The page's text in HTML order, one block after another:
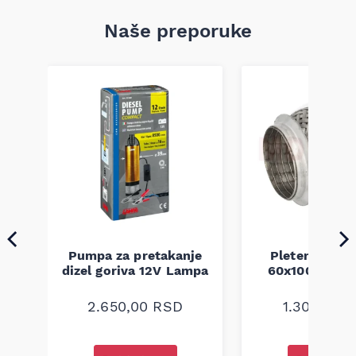
Naše preporuke
Pumpa za pretakanje
dizel goriva 12V Lampa
2.650,00 RSD
Pletenica
60x100
1.300,00